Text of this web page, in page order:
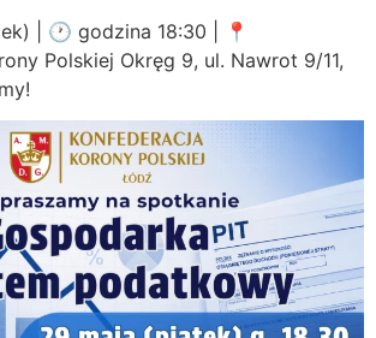
| 🕐 godzina 18:30 | 📍
Polskiej Okręg 9, ul. Nawrot 9/11,